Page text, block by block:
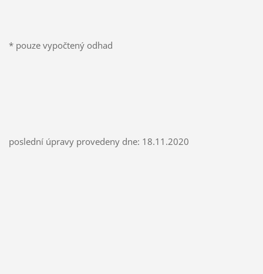
* pouze vypočtený odhad
poslední úpravy provedeny dne: 18.11.2020